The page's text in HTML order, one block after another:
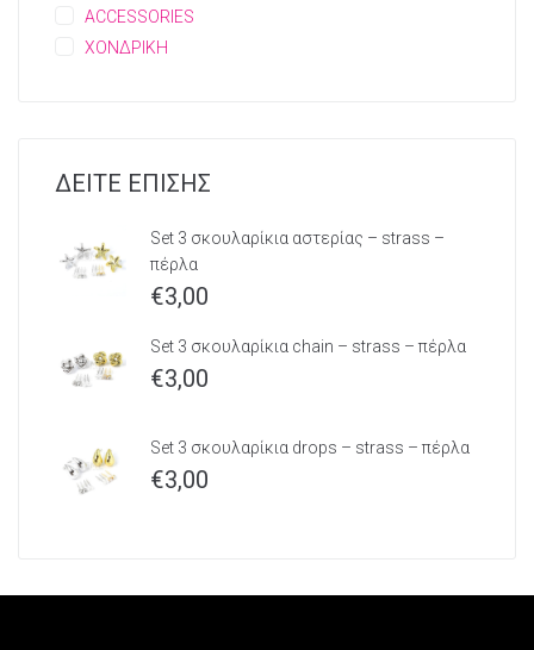
ACCESSORIES
ΧΟΝΔΡΙΚΗ
ΔΕΙΤΕ ΕΠΙΣΗΣ
Set 3 σκουλαρίκια αστερίας – strass –
πέρλα
€3,00
Set 3 σκουλαρίκια chain – strass – πέρλα
€3,00
Set 3 σκουλαρίκια drops – strass – πέρλα
€3,00